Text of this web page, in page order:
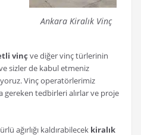
Ankara Kiralık Vinç
vinç ve diğer vinç türlerinin
sizler de kabul etmeniz
Vinç operatörlerimiz
gereken tedbirleri alırlar ve proje
ağırlığı kaldırabilecek kiralık